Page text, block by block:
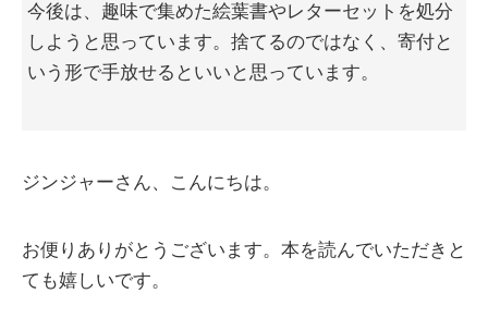
今後は、趣味で集めた絵葉書やレターセットを処分
しようと思っています。捨てるのではなく、寄付と
いう形で手放せるといいと思っています。
ジンジャーさん、こんにちは。
お便りありがとうございます。本を読んでいただきと
ても嬉しいです。